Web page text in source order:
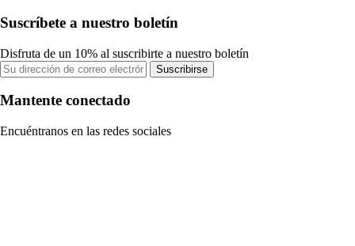
Suscríbete a nuestro boletín
Disfruta de un 10% al suscribirte a nuestro boletín
Suscribirse
Mantente conectado
Encuéntranos en las redes sociales